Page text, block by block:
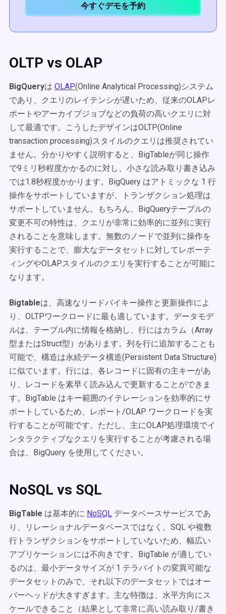
今すぐデモを予約
OLTP vs OLAP
BigQueryは OLAP(Online Analytical Processing)システム
であり、クエリのレイテンシが遅いため、従来のOLAPレ
ポートやアーカイブジョブなどの負荷の高いクエリに対
して最適です。こうしたデザインはOLTP(Online
transaction processing)スタイルのクエリは推奨されてい
ません。分かりやすく説明すると、BigTableが同じ操作
で9ミリ秒程度かかるのに対し、小さな読み取り書き込み
では1.8秒程度かかります。BigQuery はアトミックな 1 行
操作をサポートしていますが、トランザクション処理は
サポートしていません。もちろん、BigQueryテーブルの
変更不可の特性は、クエリが非常に効率的に並列に実行
されることを意味します。無数のノードで並列に操作を
実行することで、膨大なデータセットに対してレポーテ
ィングやOLAPスタイルのクエリを実行することが可能に
なります。
Bigtableは、高速なリードバイキー操作と更新操作によ
り、OLTPワークロードに最も適しています。データモデ
ルは、テーブル内に情報を格納し、行にはカラム（Array
型またはStruct型）があります。列を行に追加することも
可能で、構造は永続データ構造(Persistent Data Structure)
に似ています。行には、各レコードに固有の主キーがあ
り、レコードを素早く読み込んで更新することができま
す。BigTable はキー範囲のイテレーションを効率的にサ
ポートしているため、レポート/OLAP ワークロードを実
行することが可能です。ただし、主にOLAP処理環境でイ
ンタラクティブなクエリを実行することが考慮される場
合は、BigQuery を使用してください。
NoSQL vs SQL
BigTable は基本的に NoSQL データベースサービスであ
り、リレーショナルデータベースではなく、SQL や複数
行トランザクションをサポートしていないため、幅広い
アプリケーションには不向きです。BigTable が適してい
るのは、最小データサイズが 1 テラバイトの変異可能な
データセットのみで、それ以下のデータセットではオー
バーヘッドが大きすぎます。主な特徴は、水平方向にス
ケールできること（結果として非常に高い読み取り/書き